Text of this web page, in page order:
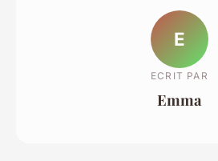
E
ECRIT PAR
Emma